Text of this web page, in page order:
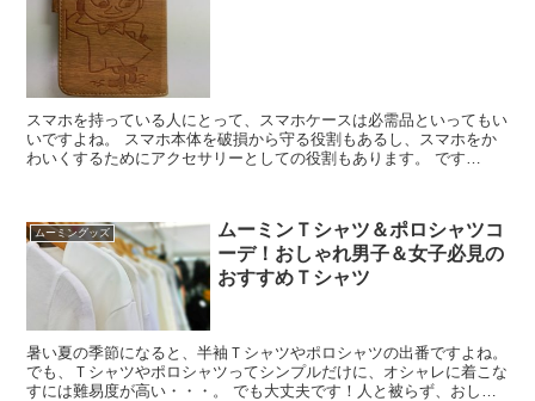
スマホを持っている人にとって、スマホケースは必需品といってもい
いですよね。 スマホ本体を破損から守る役割もあるし、スマホをか
わいくするためにアクセサリーとしての役割もあります。 です
ムーミングッズ
ムーミンＴシャツ＆ポロシャツコ
ーデ！おしゃれ男子＆女子必見の
おすすめＴシャツ
暑い夏の季節になると、半袖Ｔシャツやポロシャツの出番ですよね。
でも、Ｔシャツやポロシャツってシンプルだけに、オシャレに着こな
すには難易度が高い・・・。 でも大丈夫です！人と被らず、おしゃ